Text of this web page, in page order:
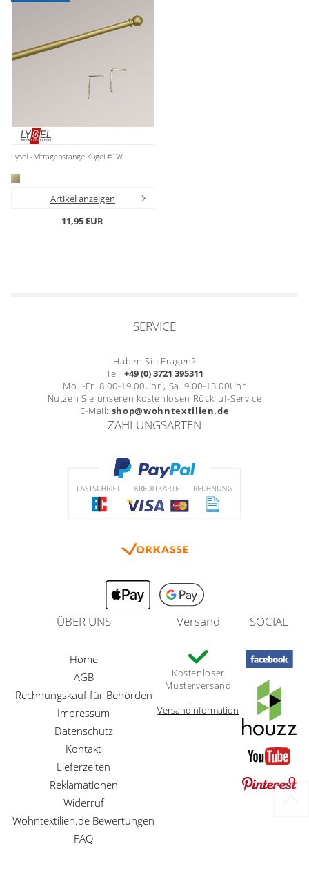
Lysel - Vitragenstange Kugel #1W
Artikel anzeigen
11,95 EUR
SERVICE
Haben Sie Fragen?
Tel.: +49 (0) 3721 395311
Mo. -Fr. 8.00-19.00Uhr , Sa. 9.00-13.00Uhr
Nutzen Sie unseren kostenlosen Rückruf-Service
E-Mail: shop@wohntextilien.de
ZAHLUNGSARTEN
ÜBER UNS
Home
AGB
Rechnungskauf für Behörden
Impressum
Datenschutz
Kontakt
Lieferzeiten
Reklamationen
Widerruf
Wohntextilien.de Bewertungen
FAQ
Versand
Kostenloser
Musterversand
Versandinformation
SOCIAL